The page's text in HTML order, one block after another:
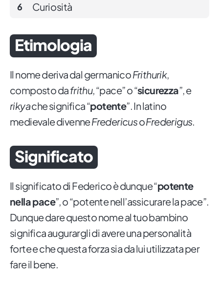
6 Curiosità
Etimologia
Il nome deriva dal germanicoFrithurik,
composto dafrithu, “pace” o “sicurezza”, e
rikyache significa “potente”. In latino
medievale divenneFredericusoFrederigus.
Significato
Il significato di Federico è dunque “potente
nella pace”, o “potente nell’assicurare la pace”.
Dunque dare questo nome al tuo bambino
significa augurargli di avere una personalità
forte e che questa forza sia da lui utilizzata per
fare il bene.